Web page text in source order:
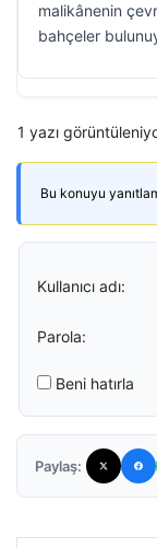
malikânenin
bahçeler
1 yazı
Bu konuyu
Kullanıcı adı:
Parola:
Beni hatırla
Paylaş: